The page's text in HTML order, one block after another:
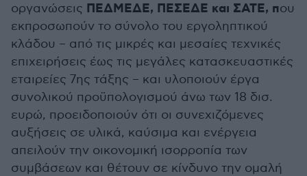
οργανώσεις ΠΕΔΜΕΔΕ, ΠΕΣΕΔΕ και ΣΑΤΕ, που
εκπροσωπούν το σύνολο του εργοληπτικού
κλάδου – από τις μικρές και μεσαίες τεχνικές
επιχειρήσεις έως τις μεγάλες κατασκευαστικές
εταιρείες 7ης τάξης – και υλοποιούν έργα
συνολικού προϋπολογισμού άνω των 18 δισ.
ευρώ, προειδοποιούν ότι οι συνεχιζόμενες
αυξήσεις σε υλικά, καύσιμα και ενέργεια
απειλούν την οικονομική ισορροπία των
συμβάσεων και θέτουν σε κίνδυνο την ομαλή